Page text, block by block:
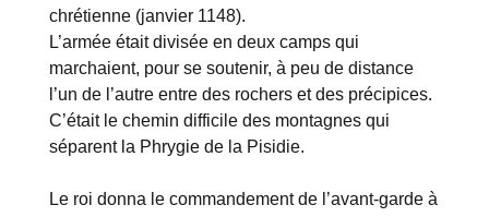
chrétienne (janvier 1148).
L’armée était divisée en deux camps qui
marchaient, pour se soutenir, à peu de distance
l’un de l’autre entre des rochers et des précipices.
C’était le chemin difficile des montagnes qui
séparent la Phrygie de la Pisidie.
Le roi donna le commandement de l’avant-garde à